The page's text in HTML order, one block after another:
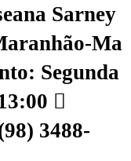
Sarney
Ma
Segunda
3488-